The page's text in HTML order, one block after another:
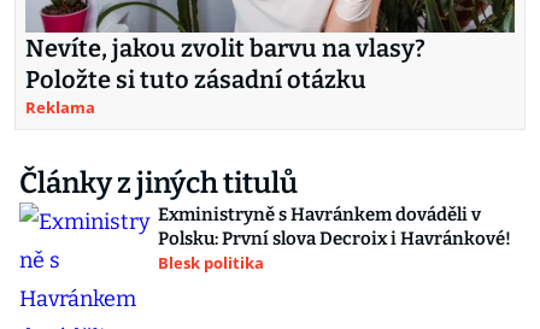
Nevíte, jakou zvolit barvu na vlasy?
Položte si tuto zásadní otázku
Reklama
Články z jiných titulů
Exministryně s Havránkem dováděli v
Polsku: První slova Decroix i Havránkové!
Blesk politika